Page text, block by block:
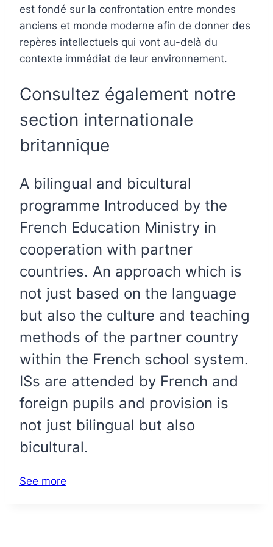
est fondé sur la confrontation entre mondes
anciens et monde moderne afin de donner des
repères intellectuels qui vont au-delà du
contexte immédiat de leur environnement.
Consultez également notre
section internationale
britannique
A bilingual and bicultural
programme Introduced by the
French Education Ministry in
cooperation with partner
countries. An approach which is
not just based on the language
but also the culture and teaching
methods of the partner country
within the French school system.
ISs are attended by French and
foreign pupils and provision is
not just bilingual but also
bicultural.
See more